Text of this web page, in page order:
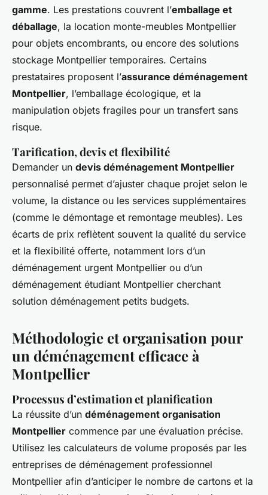
gamme. Les prestations couvrent l’emballage et
déballage, la location monte-meubles Montpellier
pour objets encombrants, ou encore des solutions
stockage Montpellier temporaires. Certains
prestataires proposent l’assurance déménagement
Montpellier, l’emballage écologique, et la
manipulation objets fragiles pour un transfert sans
risque.
Tarification, devis et flexibilité
Demander un devis déménagement Montpellier
personnalisé permet d’ajuster chaque projet selon le
volume, la distance ou les services supplémentaires
(comme le démontage et remontage meubles). Les
écarts de prix reflètent souvent la qualité du service
et la flexibilité offerte, notamment lors d’un
déménagement urgent Montpellier ou d’un
déménagement étudiant Montpellier cherchant
solution déménagement petits budgets.
Méthodologie et organisation pour
un déménagement efficace à
Montpellier
Processus d’estimation et planification
La réussite d’un déménagement organisation
Montpellier commence par une évaluation précise.
Utilisez les calculateurs de volume proposés par les
entreprises de déménagement professionnel
Montpellier afin d’anticiper le nombre de cartons et la